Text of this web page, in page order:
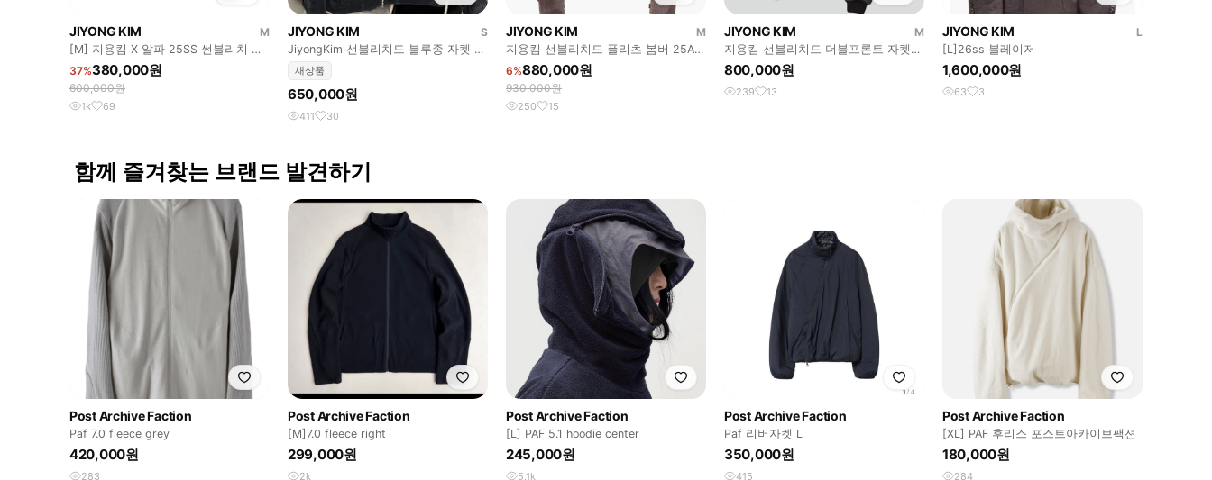
JIYONG KIM
M
[M] 지용킴 X 알파 25SS 썬블리치 봄
버
37%380,000원
600,000원
1k 69
JIYONG KIM
S
JiyongKim 선블리치드 블루종 자켓 네
이비
새상품
650,000원
411 30
JIYONG KIM
M
지용킴 선블리치드 플리츠 봄버 25AW
브라운
6%880,000원
930,000원
250 15
JIYONG KIM
M
지용킴 선블리치드 더블프론트 자켓
다크그린 24ss
800,000원
239 13
JIYONG KIM
L
[L]26ss 블레이저
1,600,000원
63 3
함께 즐겨찾는 브랜드 발견하기
Post Archive Faction
Paf 7.0 fleece grey
420,000원
283
Post Archive Faction
[M]7.0 fleece right
299,000원
2k
Post Archive Faction
[L] PAF 5.1 hoodie center
245,000원
5.1k
Post Archive Faction
Paf 리버자켓 L
350,000원
415
Post Archive Faction
[XL] PAF 후리스 포스트아카이브팩션
180,000원
284